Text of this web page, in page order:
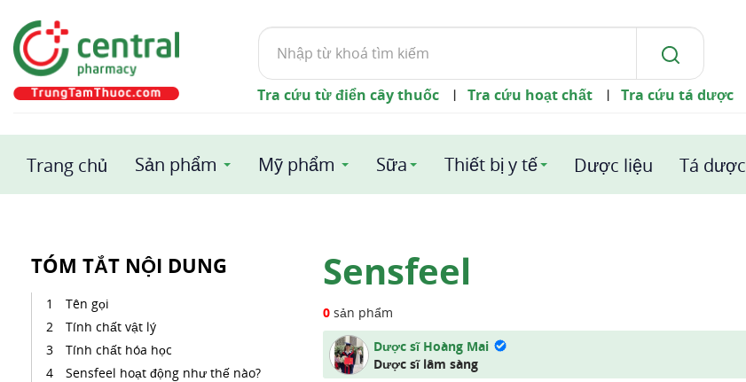
Tìm
kiếm
Tra cứu từ điển cây thuốc | Tra cứu hoạt chất | Tra cứu tá dược
Trang chủ Sản phẩm Mỹ phẩm Sữa Thiết bị y tế Dược liệu Tá dược
TÓM TẮT NỘI DUNG
Tên gọi
Tính chất vật lý
Tính chất hóa học
Sensfeel hoạt động như thế nào?
Sensfeel
0sản phẩm
Dược sĩ Hoàng Mai
Dược sĩ lâm sàng